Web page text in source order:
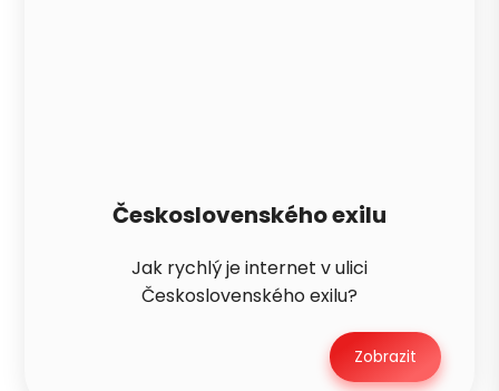
Československého exilu
Jak rychlý je internet v ulici
Československého exilu?
Zobrazit